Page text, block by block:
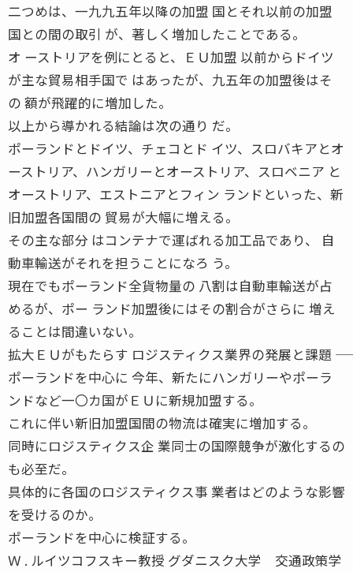
二つめは、一九九五年以降の加盟 国とそれ以前の加盟
国との間の取引 が、著しく増加したことである。
オ ーストリアを例にとると、ＥＵ加盟 以前からドイツ
が主な貿易相手国で はあったが、九五年の加盟後はそ
の 額が飛躍的に増加した。
以上から導かれる結論は次の通り だ。
ポーランドとドイツ、チェコとド イツ、スロバキアとオ
ーストリア、ハンガリーとオーストリア、スロベニア と
オーストリア、エストニアとフィン ランドといった、新
旧加盟各国間の 貿易が大幅に増える。
その主な部分 はコンテナで運ばれる加工品であり、 自
動車輸送がそれを担うことになろ う。
現在でもポーランド全貨物量の 八割は自動車輸送が占
めるが、ポー ランド加盟後にはその割合がさらに 増え
ることは間違いない。
拡大ＥＵがもたらす ロジスティクス業界の発展と課題 ――
ポーランドを中心に 今年、新たにハンガリーやポーラ
ンドなど一〇カ国がＥＵに新規加盟する。
これに伴い新旧加盟国間の物流は確実に増加する。
同時にロジスティクス企 業同士の国際競争が激化するの
も必至だ。
具体的に各国のロジスティクス事 業者はどのような影響
を受けるのか。
ポーランドを中心に検証する。
Ｗ . ルイツコフスキー教授 グダニスク大学 交通政策学